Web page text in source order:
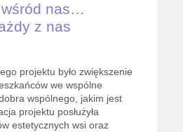
nas…
z nas
projektu było zwiększenie
we wspólne
wspólnego, jakim jest
projektu posłużyła
estetycznych wsi oraz